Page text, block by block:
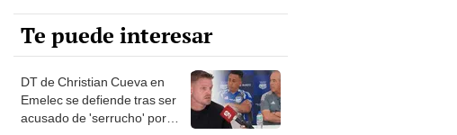
Te puede interesar
DT de Christian Cueva en
Emelec se defiende tras ser
acusado de 'serrucho' por